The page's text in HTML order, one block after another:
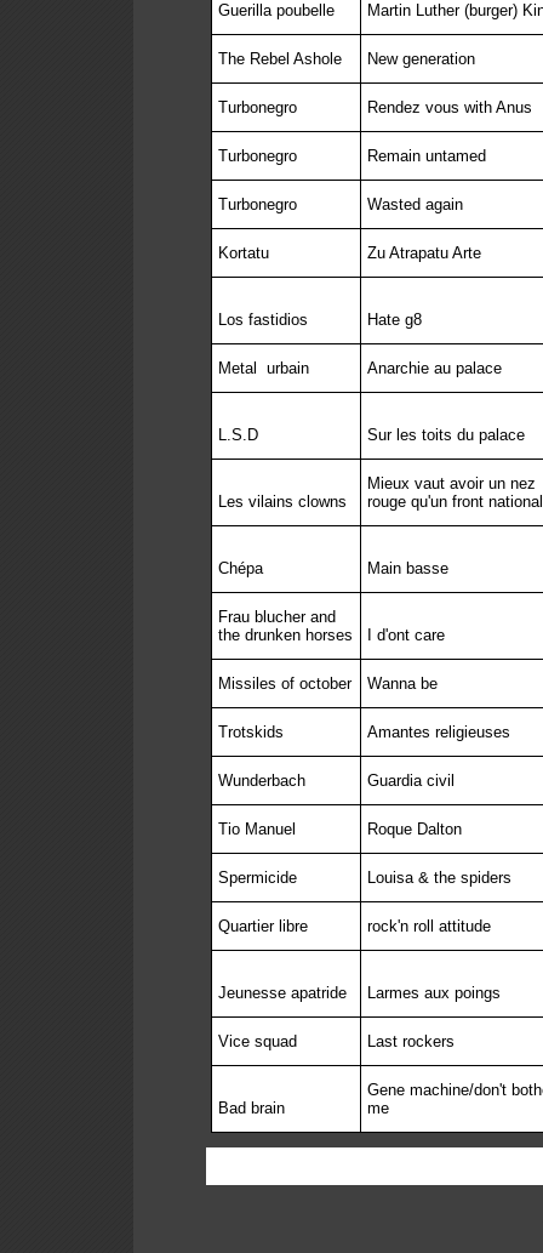
Guerilla poubelle Martin Luther (burger)
The Rebel Ashole New generation
Turbonegro Rendez vous with Anus
Turbonegro Remain untamed
Turbonegro Wasted again
Kortatu Zu Atrapatu Arte
Los fastidios Hate g8
Metal urbain Anarchie au palace
L.S.D Sur les toits du palace
Les vilains clowns
Mieux vaut avoir un nez
rouge qu'un front national
Chépa Main basse
Frau blucher and
the drunken horses
I d'ont care
Missiles of october Wanna be
Trotskids Amantes religieuses
Wunderbach Guardia civil
Tio Manuel Roque Dalton
Spermicide Louisa & the spiders
Quartier libre rock'n roll attitude
Jeunesse apatride Larmes aux poings
Vice squad Last rockers
Bad brain
Gene machine/don't
me